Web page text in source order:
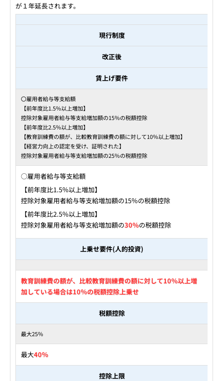
が１年延長されます。
現行制度
改正後
賃上げ要件
〇雇用者給与等支給額
【前年度比1.5％以上増加】
控除対象雇用者給与等支給増加額の15％の税額控除
【前年度比2.5％以上増加】
【教育訓練費の額が、比較教育訓練費の額に対して10％以上増加】
【経営力向上の認定を受け、証明された】
控除対象雇用者給与等支給増加額の25％の税額控除
○雇用者給与等支給額
【前年度比1.5％以上増加】
控除対象雇用者給与等支給増加額の15％の税額控除
【前年度比2.5％以上増加】
控除対象雇用者給与等支給増加額の30％の税額控除
上乗せ要件(人的投資)
教育訓練費の額が、比較教育訓練費の額に対して10％以上増
加している場合は10％の税額控除上乗せ
税額控除
最大25％
最大40％
控除上限